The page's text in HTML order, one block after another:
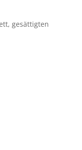
gesättigten